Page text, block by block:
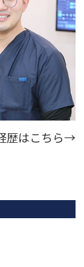
歴はこちら→